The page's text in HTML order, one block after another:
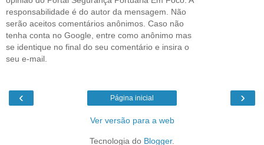
responsabilidade é do autor da mensagem. Não
serão aceitos comentários anônimos. Caso não
tenha conta no Google, entre como anônimo mas
se identique no final do seu comentário e insira o
seu e-mail.
‹ ›
Página inicial
Ver versão para a web
Tecnologia do Blogger.